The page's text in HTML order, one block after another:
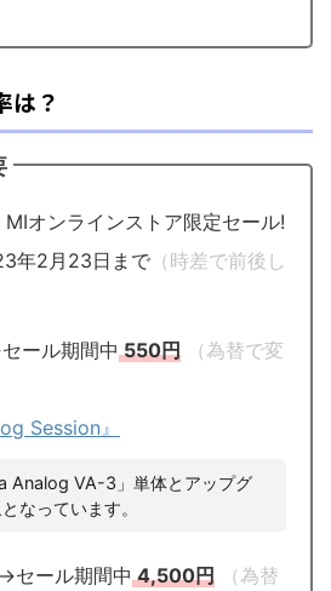
は？
MIオンラインストア限定セール!
年2月23日まで （時差で前後し
ール期間中550円
（為替で変
Session』
Analog VA-3」単体とアップグ
なっています。
セール期間中4,500円
（為替